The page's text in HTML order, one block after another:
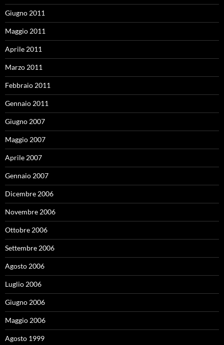
Giugno 2011
Maggio 2011
Aprile 2011
Marzo 2011
Febbraio 2011
Gennaio 2011
Giugno 2007
Maggio 2007
Aprile 2007
Gennaio 2007
Dicembre 2006
Novembre 2006
Ottobre 2006
Settembre 2006
Agosto 2006
Luglio 2006
Giugno 2006
Maggio 2006
Agosto 1999